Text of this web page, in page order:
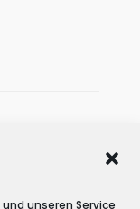
unseren Service